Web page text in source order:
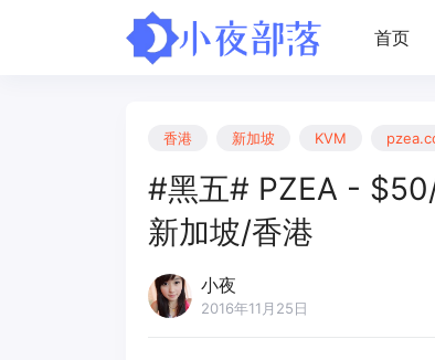
首页
香港 新加坡 KVM
#黑五# PZEA -
新加坡/香港
小夜
2016年11月25日